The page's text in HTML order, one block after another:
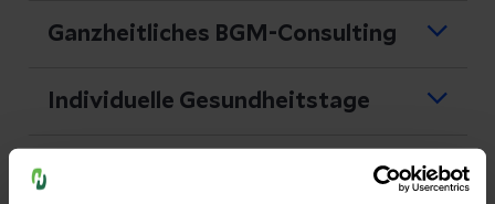
Aktive Workshopssind eine dynamische
Gesundheit und das Wohlbefinden Ihrer
Unsere praxisorientierten und
interaktiven Ansätze beziehen alle
Ganzheitliches BGM-Consulting
Individuelle Gesundheitstage